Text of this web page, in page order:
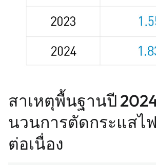
สาเหตุพื้นฐานปี
นวนการตัดกระแสไ
ต่อเนื่อง